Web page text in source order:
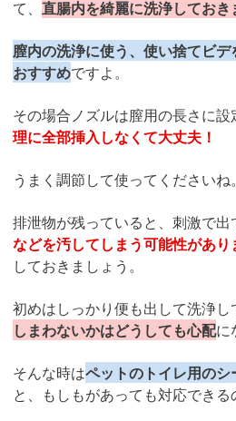
て、 直腸内を綺麗に洗浄しておき
膣内の洗浄に使う、使い捨てビ
おすすめですよ。
その場合ノズルは膣用の長さに設
理に全部挿入しなくて大丈夫！
うまく調節して使ってくださいね。
排泄物が残っていると、刺激で出
などを汚してしまう可能性があり
しておきましょう。
初めはしっかり便も出して洗浄し
しまわないかはどうしても心配に
そんな時はペットのトイレ用の
と、もしもがあっても対応できる